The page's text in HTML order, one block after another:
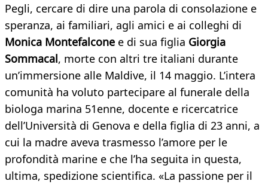
Pegli, cercare di dire una parola di consolazione e
speranza, ai familiari, agli amici e ai colleghi di
Monica Montefalcone e di sua figlia Giorgia
Sommacal, morte con altri tre italiani durante
un’immersione alle Maldive, il 14 maggio. L’intera
comunità ha voluto partecipare al funerale della
biologa marina 51enne, docente e ricercatrice
dell’Università di Genova e della figlia di 23 anni, a
cui la madre aveva trasmesso l’amore per le
profondità marine e che l’ha seguita in questa,
ultima, spedizione scientifica. «La passione per il